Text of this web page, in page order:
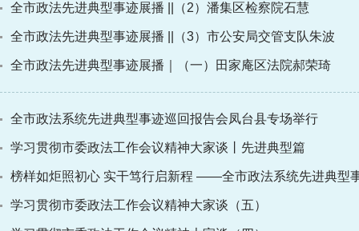
全市政法先进典型事迹展播 ||（2）潘集区检察院石慧
全市政法先进典型事迹展播 ||（3）市公安局交管支队朱波
全市政法先进典型事迹展播｜（一）田家庵区法院郝荣琦
全市政法系统先进典型事迹巡回报告会凤台县专场举行
学习贯彻市委政法工作会议精神大家谈丨先进典型篇
榜样如炬照初心 实干笃行启新程 ——全市政法系统先进典型
学习贯彻市委政法工作会议精神大家谈（五）